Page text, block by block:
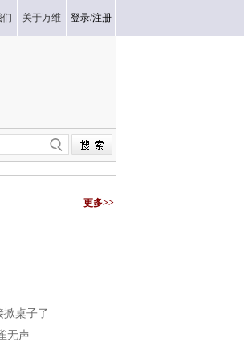
们 关于万维 登录/注册
更多>>
掀桌子了
无声